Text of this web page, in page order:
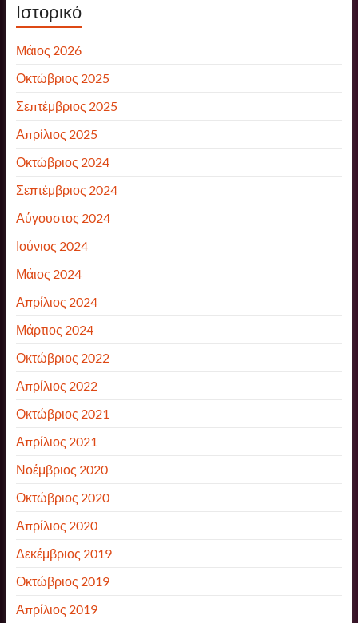
Ιστορικό
Μάιος 2026
Οκτώβριος 2025
Σεπτέμβριος 2025
Απρίλιος 2025
Οκτώβριος 2024
Σεπτέμβριος 2024
Αύγουστος 2024
Ιούνιος 2024
Μάιος 2024
Απρίλιος 2024
Μάρτιος 2024
Οκτώβριος 2022
Απρίλιος 2022
Οκτώβριος 2021
Απρίλιος 2021
Νοέμβριος 2020
Οκτώβριος 2020
Απρίλιος 2020
Δεκέμβριος 2019
Οκτώβριος 2019
Απρίλιος 2019